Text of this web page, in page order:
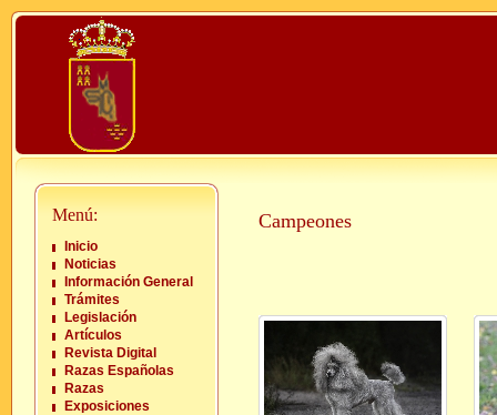
Menú:
Inicio
Noticias
Información General
Trámites
Legislación
Artículos
Revista Digital
Razas Españolas
Razas
Exposiciones
Campeones